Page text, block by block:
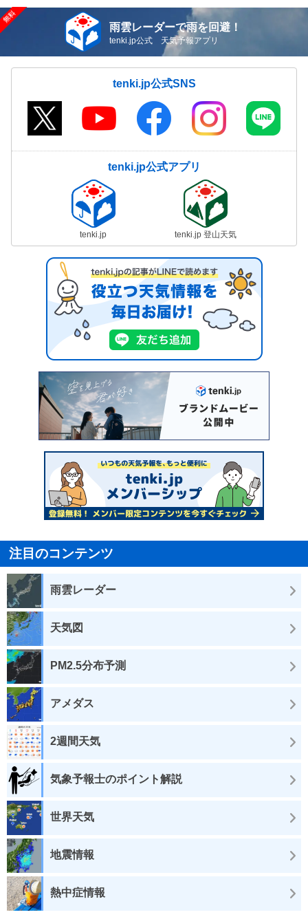
雨雲レーダーで雨を回避！
tenki.jp公式 天気予報アプリ
tenki.jp公式SNS
tenki.jp公式アプリ
tenki.jp tenki.jp 登山天気
注目のコンテンツ
雨雲レーダー
天気図
PM2.5分布予測
アメダス
2週間天気
気象予報士のポイント解説
世界天気
地震情報
熱中症情報